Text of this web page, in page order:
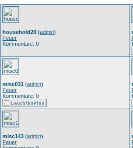
household20 (admin)
Feuer
Kommentare: 0
misc031 (admin)
Feuer
Kommentare: 0
misc143 (admin)
Feuer